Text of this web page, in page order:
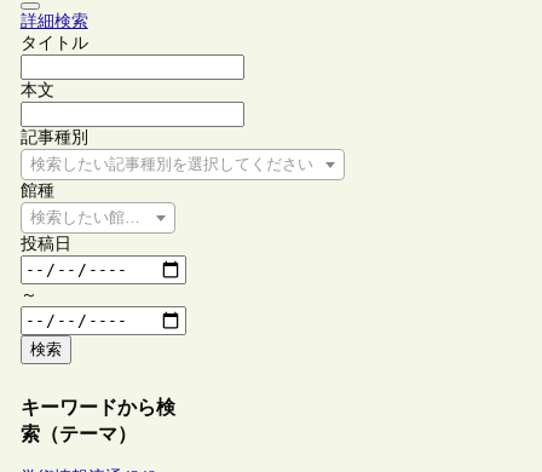
詳細検索
タイトル
本文
記事種別
検索したい記事種別を選択してください
館種
検索したい館種を選択してください
投稿日
～
検索
キーワードから検
索（テーマ）